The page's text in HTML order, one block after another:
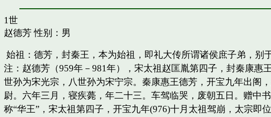
1世
赵德芳性别：男
始祖：德芳，封秦王，本为始祖，即礼大传所谓诸侯庶子弟，别
注：赵德芳（959年－981年），宋太祖赵匡胤第四子，封秦康
世孙为宋光宗，八世孙为宋宁宗。秦康惠王德芳，开宝九年出阁
尉。六年三月，寝疾薨，年二十三。车驾临哭，废朝五日。赠中
称“华王”，宋太祖第四子，开宝九年(976)十月太祖驾崩，太宗